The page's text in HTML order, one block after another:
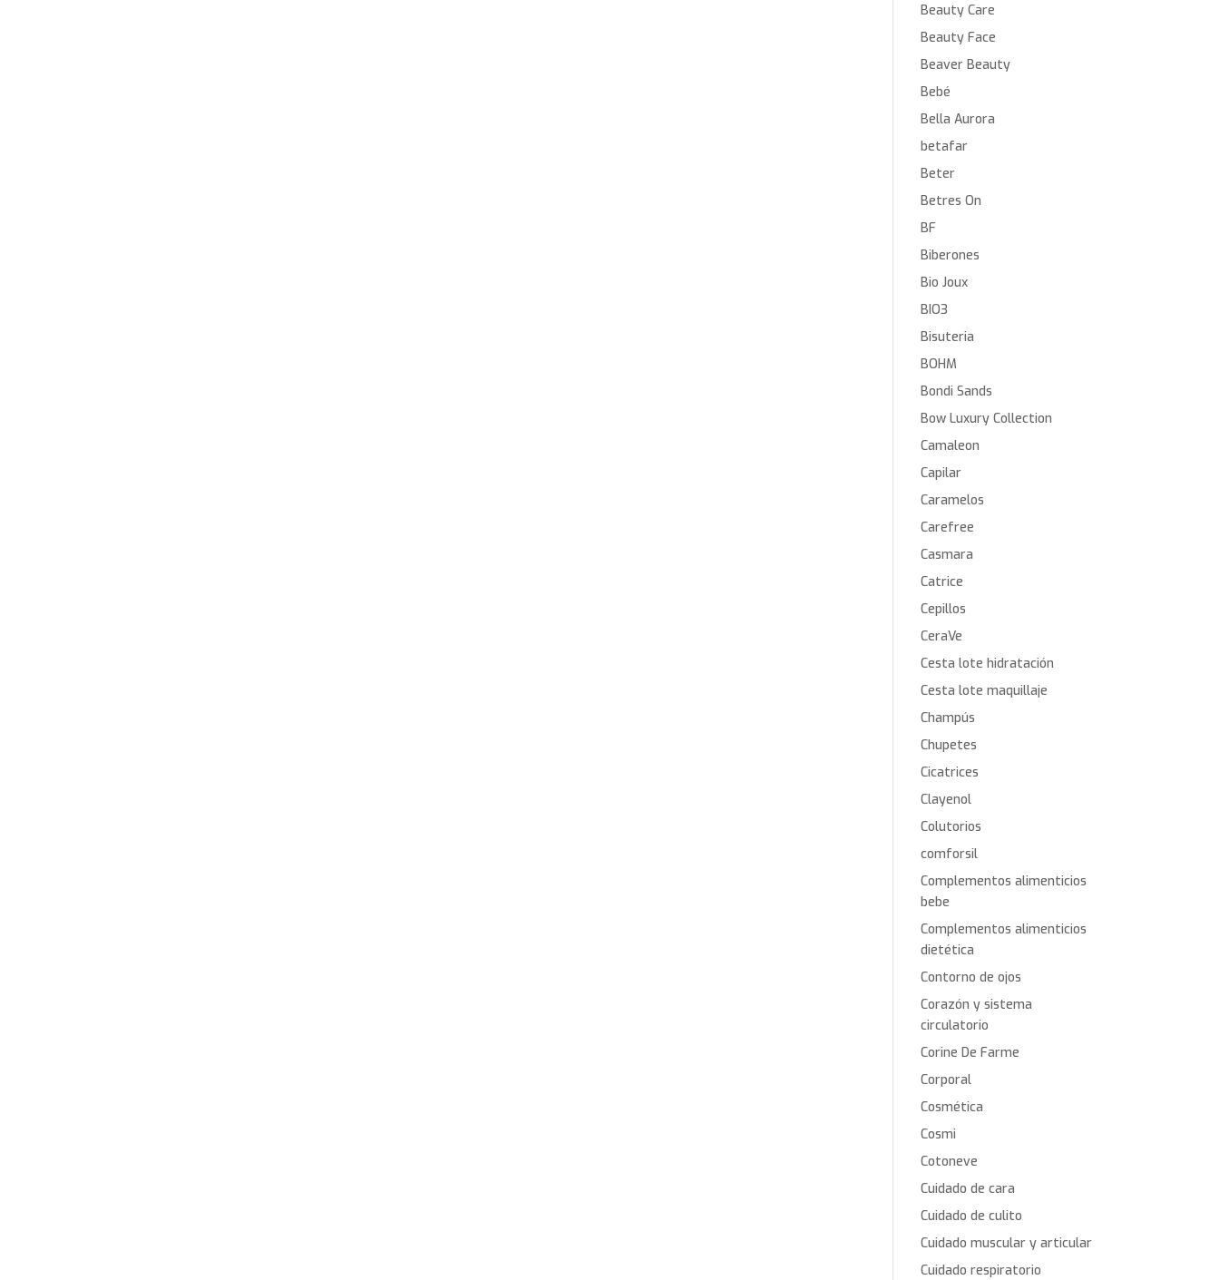
Beauty Care
Beauty Face
Beaver Beauty
Bebé
Bella Aurora
betafar
Beter
Betres On
BF
Biberones
Bio Joux
BIO3
Bisuteria
BOHM
Bondi Sands
Bow Luxury Collection
Camaleon
Capilar
Caramelos
Carefree
Casmara
Catrice
Cepillos
CeraVe
Cesta lote hidratación
Cesta lote maquillaje
Champús
Chupetes
Cicatrices
Clayenol
Colutorios
comforsil
Complementos alimenticios
bebe
Complementos alimenticios
dietética
Contorno de ojos
Corazón y sistema
circulatorio
Corine De Farme
Corporal
Cosmética
Cosmi
Cotoneve
Cuidado de cara
Cuidado de culito
Cuidado muscular y articular
Cuidado respiratorio